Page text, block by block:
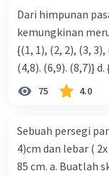
12x10^-14
12x10^-14 C.
Beri
Dari himpunan
kemungkinan merupakan ko-
{(1, 1), (2, 2), (3, 3), (4,4)} b. {(1, 2), (2, 3), (3, 4).
75 4.0
Sebuah persegi
4)cm dan lebar (
85 cm. a. Buatlah